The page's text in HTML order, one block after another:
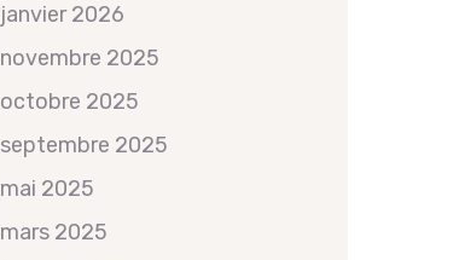
janvier 2026
novembre 2025
octobre 2025
septembre 2025
mai 2025
mars 2025